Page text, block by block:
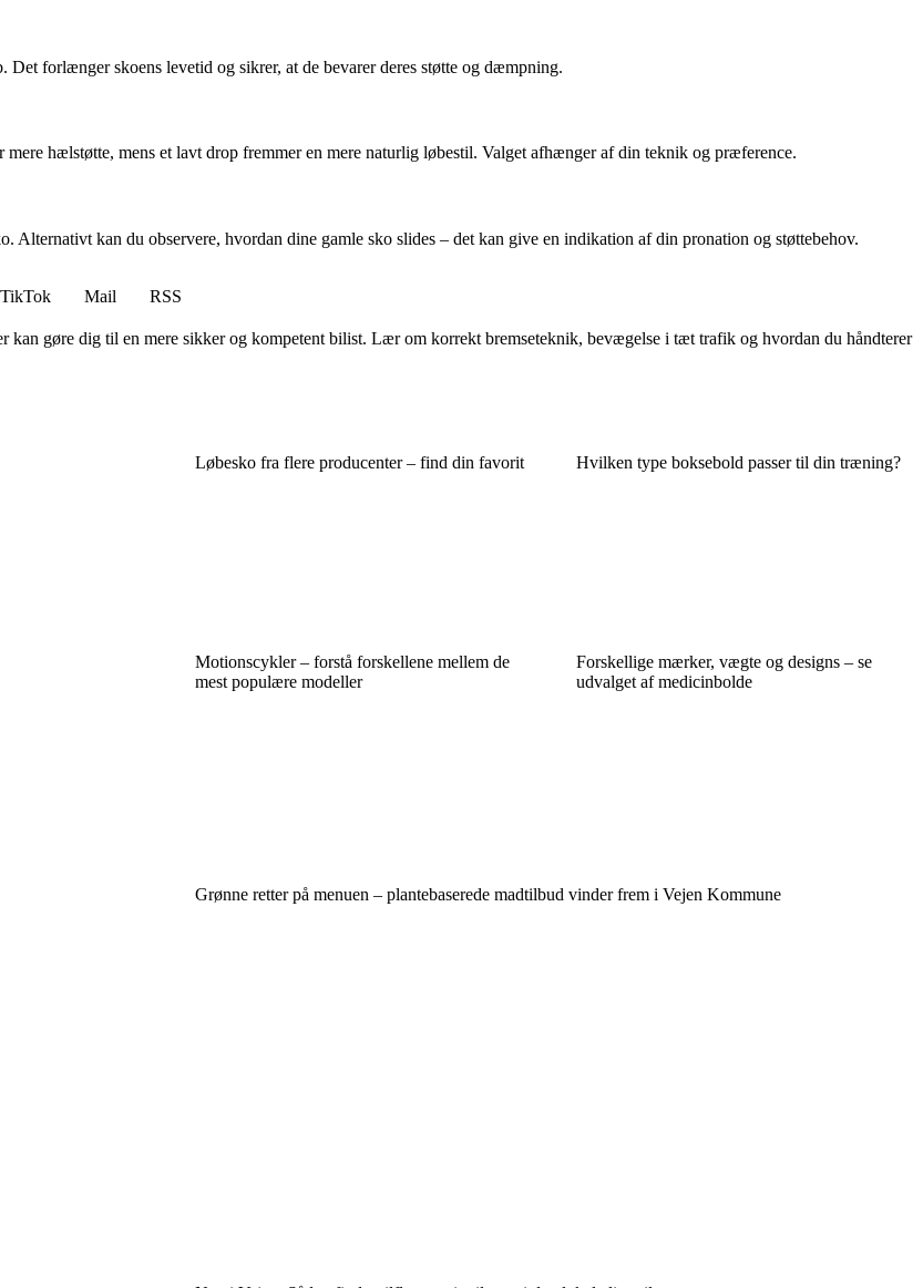
forlænger skoens levetid og sikrer, at de bevarer deres støtte og dæmpning.
hælstøtte, mens et lavt drop fremmer en mere naturlig løbestil. Valget afhænger af din teknik og præference.
Alternativt kan du observere, hvordan dine gamle sko slides – det kan give en indikation af din pronation og støttebehov.
TikTok Mail
RSS
kan gøre dig til en mere sikker og kompetent bilist. Lær om korrekt bremseteknik, bevægelse i tæt trafik og hvordan du håndterer
Løbesko fra flere producenter – find din favorit Hvilken type boksebold passer til din træning?
Motionscykler – forstå forskellene mellem de
mest populære modeller
Forskellige mærker, vægte og designs – se
udvalget af medicinbolde
Grønne retter på menuen – plantebaserede madtilbud vinder frem i Vejen Kommune